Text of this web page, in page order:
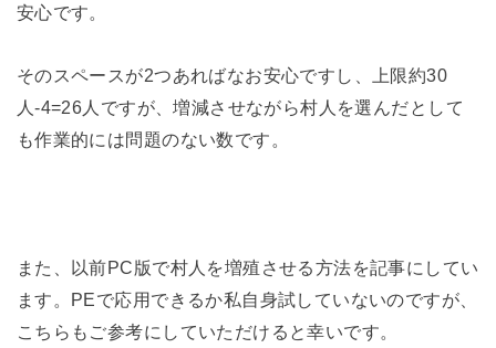
安心です。
そのスペースが2つあればなお安心ですし、上限約30
人-4=26人ですが、増減させながら村人を選んだとして
も作業的には問題のない数です。
また、以前PC版で村人を増殖させる方法を記事にしてい
ます。PEで応用できるか私自身試していないのですが、
こちらもご参考にしていただけると幸いです。